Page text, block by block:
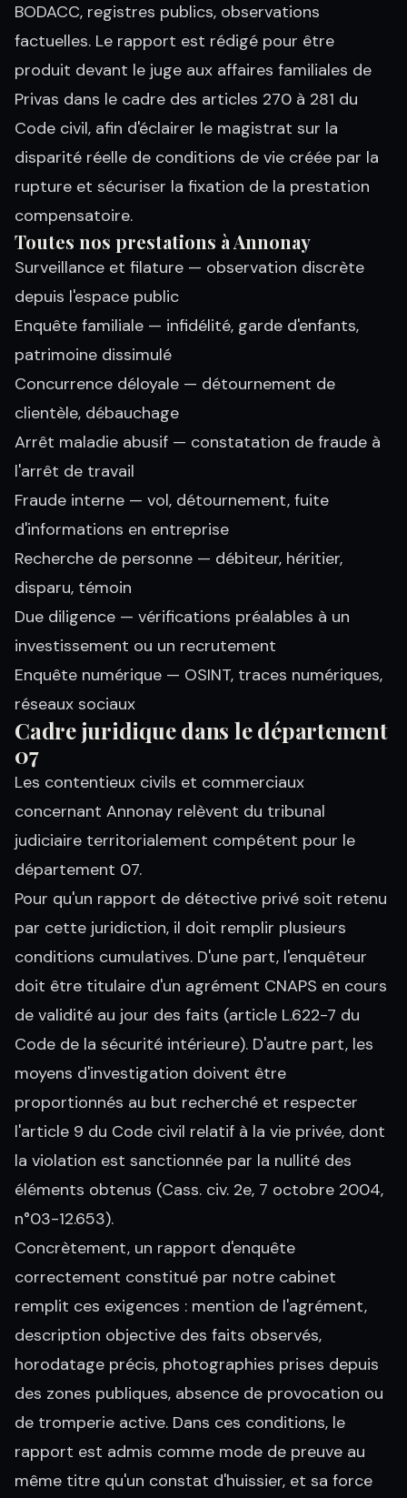
BODACC, registres publics, observations
factuelles. Le rapport est rédigé pour être
produit devant le juge aux affaires familiales de
Privas dans le cadre des articles 270 à 281 du
Code civil, afin d'éclairer le magistrat sur la
disparité réelle de conditions de vie créée par la
rupture et sécuriser la fixation de la prestation
compensatoire.
Toutes nos prestations à Annonay
Surveillance et filature — observation discrète
depuis l'espace public
Enquête familiale — infidélité, garde d'enfants,
patrimoine dissimulé
Concurrence déloyale — détournement de
clientèle, débauchage
Arrêt maladie abusif — constatation de fraude à
l'arrêt de travail
Fraude interne — vol, détournement, fuite
d'informations en entreprise
Recherche de personne — débiteur, héritier,
disparu, témoin
Due diligence — vérifications préalables à un
investissement ou un recrutement
Enquête numérique — OSINT, traces numériques,
réseaux sociaux
Cadre juridique dans le département
07
Les contentieux civils et commerciaux
concernant Annonay relèvent du tribunal
judiciaire territorialement compétent pour le
département 07.
Pour qu'un rapport de détective privé soit retenu
par cette juridiction, il doit remplir plusieurs
conditions cumulatives. D'une part, l'enquêteur
doit être titulaire d'un agrément CNAPS en cours
de validité au jour des faits (article L.622-7 du
Code de la sécurité intérieure). D'autre part, les
moyens d'investigation doivent être
proportionnés au but recherché et respecter
l'article 9 du Code civil relatif à la vie privée, dont
la violation est sanctionnée par la nullité des
éléments obtenus (Cass. civ. 2e, 7 octobre 2004,
n°03-12.653).
Concrètement, un rapport d'enquête
correctement constitué par notre cabinet
remplit ces exigences : mention de l'agrément,
description objective des faits observés,
horodatage précis, photographies prises depuis
des zones publiques, absence de provocation ou
de tromperie active. Dans ces conditions, le
rapport est admis comme mode de preuve au
même titre qu'un constat d'huissier, et sa force